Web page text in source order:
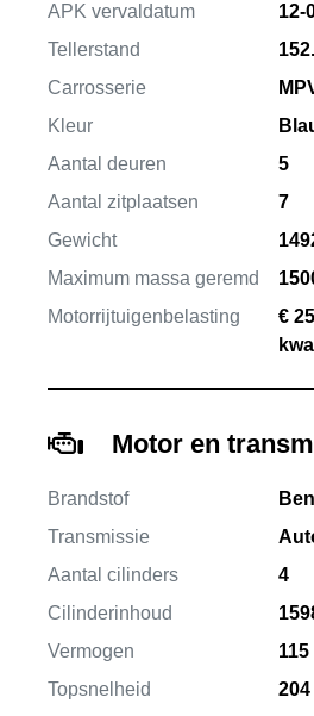
APK vervaldatum
12-
Tellerstand
Carrosserie
Kleur
Aantal deuren
5
Aantal zitplaatsen
7
Gewicht
Maximum massa geremd
Motorrijtuigenbelasting
€
Motor en
Brandstof
Transmissie
Aantal cilinders
4
Cilinderinhoud
Vermogen
Topsnelheid